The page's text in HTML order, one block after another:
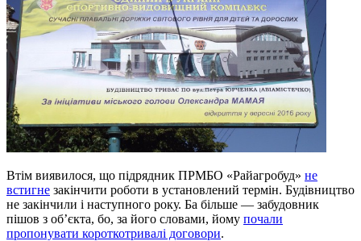
Втім виявилося, що підрядник ПРМБО «Райагробуд» не
встигне закінчити роботи в установлений термін. Будівництво
не закінчили і наступного року. Ба більше — забудовник
пішов з об’єкта, бо, за його словами, йому почали
пропонувати короткотривалі договори.